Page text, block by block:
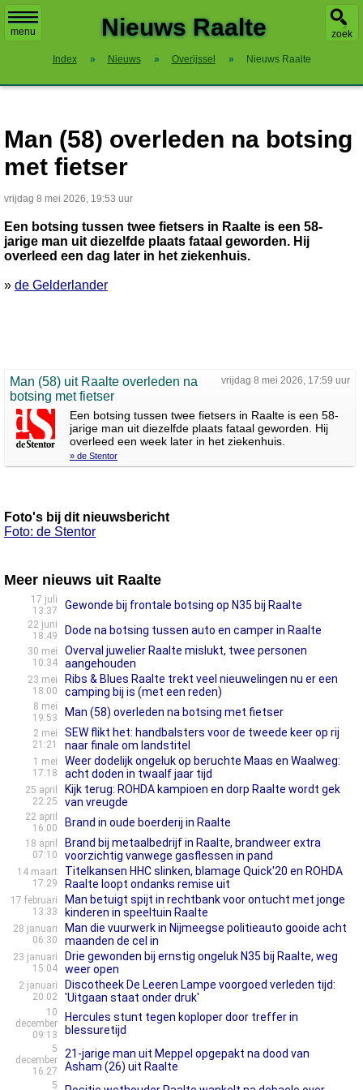
menu zoek
Nieuws Raalte
Index » Nieuws » Overijssel » Nieuws Raalte
Man (58) overleden na botsing
met fietser
vrijdag 8 mei 2026, 19:53 uur
Een botsing tussen twee fietsers in Raalte is een 58-
jarige man uit diezelfde plaats fataal geworden. Hij
overleed een dag later in het ziekenhuis.
» de Gelderlander
vrijdag 8 mei 2026, 17:59 uur
Man (58) uit Raalte overleden na
botsing met fietser
Een botsing tussen twee fietsers in Raalte is een 58-
jarige man uit diezelfde plaats fataal geworden. Hij
overleed een week later in het ziekenhuis.
» de Stentor
Foto's bij dit nieuwsbericht
Foto: de Stentor
Meer nieuws uit Raalte
17 juli
13:37
Gewonde bij frontale botsing op N35 bij Raalte
22 juni
18:49
Dode na botsing tussen auto en camper in Raalte
30 mei
10:34
Overval juwelier Raalte mislukt, twee personen
aangehouden
23 mei
18:00
Ribs & Blues Raalte trekt veel nieuwelingen nu er een
camping bij is (met een reden)
8 mei
19:53
Man (58) overleden na botsing met fietser
2 mei
21:21
SEW flikt het: handbalsters voor de tweede keer op rij
naar finale om landstitel
1 mei
17:18
Weer dodelijk ongeluk op beruchte Maas en Waalweg:
acht doden in twaalf jaar tijd
25 april
22:25
Kijk terug: ROHDA kampioen en dorp Raalte wordt gek
van vreugde
22 april
16:00
Brand in oude boerderij in Raalte
18 april
07:10
Brand bij metaalbedrijf in Raalte, brandweer extra
voorzichtig vanwege gasflessen in pand
14 maart
17:29
Titelkansen HHC slinken, blamage Quick'20 en ROHDA
Raalte loopt ondanks remise uit
17 februari
13:33
Man betuigt spijt in rechtbank voor ontucht met jonge
kinderen in speeltuin Raalte
28 januari
06:30
Man die vuurwerk in Nijmeegse politieauto gooide acht
maanden de cel in
23 januari
15:04
Drie gewonden bij ernstig ongeluk N35 bij Raalte, weg
weer open
2 januari
20:02
Discotheek De Leeren Lampe voorgoed verleden tijd:
'Uitgaan staat onder druk'
10
december
09:13
Hercules stunt tegen koploper door treffer in
blessuretijd
5
december
16:27
21-jarige man uit Meppel opgepakt na dood van
Asham (26) uit Raalte
5